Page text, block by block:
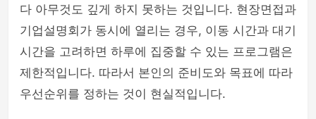
다 아무것도 깊게 하지 못하는 것입니다. 현장면접과
기업설명회가 동시에 열리는 경우, 이동 시간과 대기
시간을 고려하면 하루에 집중할 수 있는 프로그램은
제한적입니다. 따라서 본인의 준비도와 목표에 따라
우선순위를 정하는 것이 현실적입니다.